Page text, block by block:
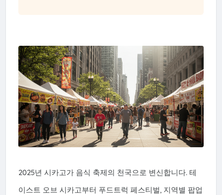
2025년 시카고가 음식 축제의 천국으로 변신합니다. 테
이스트 오브 시카고부터 푸드트럭 페스티벌, 지역별 팝업